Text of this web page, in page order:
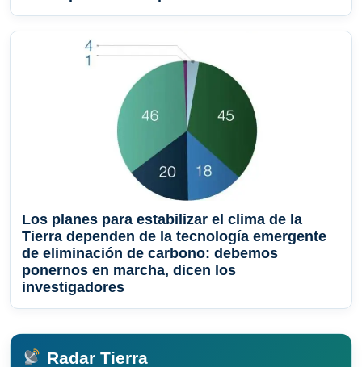
Los planes para estabilizar el clima de la
Tierra dependen de la tecnología emergente
de eliminación de carbono: debemos
ponernos en marcha, dicen los
investigadores
Radar Tierra